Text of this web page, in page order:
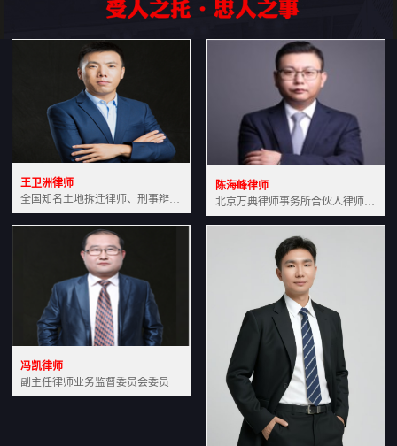
王卫洲律师
全国知名土地拆迁律师、刑事辩护律师北京万典律师事务所主任中国法学会会员北京市行政法研究会理事
陈海峰律师
北京万典律师事务所合伙人律师土地房产专业资深律师
冯凯律师
副主任律师业务监督委员会委员